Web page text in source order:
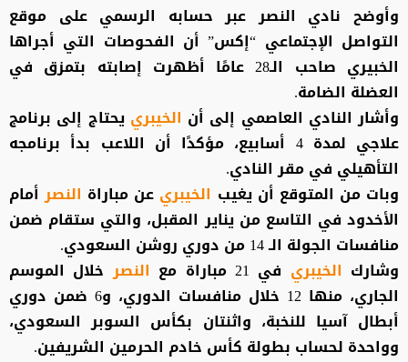
وأوضح نادي النصر عبر حسابه الرسمي على موقع
التواصل الإجتماعي “إكس” أن الفحوصات التي أجراها
الخبيري صاحب الـ28 عامًا أظهرت إصابته بتمزق في
العضلة الضامة.
وأشار النادي العاصمي إلى أن الخيبرييحتاج إلى برنامج
علاجي لمدة 4 أسابيع، مؤكدًا أن اللاعب بدأ برنامجه
التأهيلي في مقر النادي.
وبات من المتوقع أن يغيب الخيبري عن مباراة النصرأمام
الأخدود في التاسع من يناير المقبل، والتي ستقام ضمن
منافسات الجولة الـ 14 من دوري روشن السعودي.
وشارك الخيبري في 21 مباراة مع النصر خلال الموسم
الجاري، منها 12 خلال منافسات الدوري، و6 ضمن دوري
أبطال آسيا للنخبة، واثنتان بكأس السوبر السعودي،
وواحدة لحساب بطولة كأس خادم الحرمين الشريفين.